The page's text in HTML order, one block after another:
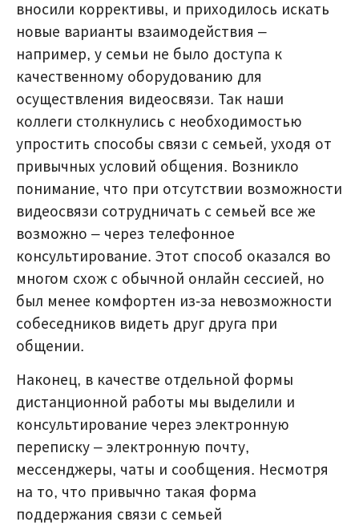
вносили коррективы, и приходилось искать
новые варианты взаимодействия –
например, у семьи не было доступа к
качественному оборудованию для
осуществления видеосвязи. Так наши
коллеги столкнулись с необходимостью
упростить способы связи с семьей, уходя от
привычных условий общения. Возникло
понимание, что при отсутствии возможности
видеосвязи сотрудничать с семьей все же
возможно – через телефонное
консультирование. Этот способ оказался во
многом схож с обычной онлайн сессией, но
был менее комфортен из-за невозможности
собеседников видеть друг друга при
общении.
Наконец, в качестве отдельной формы
дистанционной работы мы выделили и
консультирование через электронную
переписку – электронную почту,
мессенджеры, чаты и сообщения. Несмотря
на то, что привычно такая форма
поддержания связи с семьей